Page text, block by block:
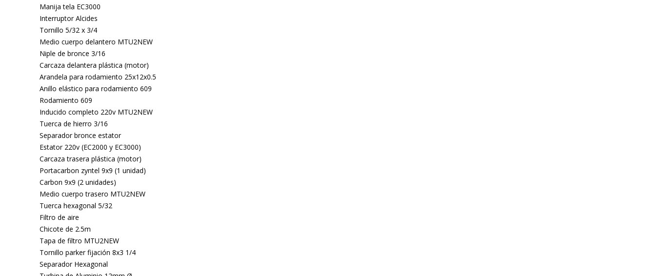
Manija tela EC3000
Interruptor Alcides
Tornillo 5/32 x 3/4
Medio cuerpo delantero MTU2NEW
Niple de bronce 3/16
Carcaza delantera plástica (motor)
Arandela para rodamiento 25x12x0.5
Anillo elástico para rodamiento 609
Rodamiento 609
Inducido completo 220v MTU2NEW
Tuerca de hierro 3/16
Separador bronce estator
Estator 220v (EC2000 y EC3000)
Carcaza trasera plástica (motor)
Portacarbon zyntel 9x9 (1 unidad)
Carbon 9x9 (2 unidades)
Medio cuerpo trasero MTU2NEW
Tuerca hexagonal 5/32
Filtro de aire
Chicote de 2.5m
Tapa de filtro MTU2NEW
Tornillo parker fijación 8x3 1/4
Separador Hexagonal